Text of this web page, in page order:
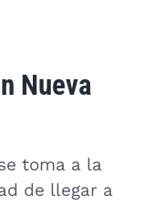
Nueva
toma a la
de llegar a